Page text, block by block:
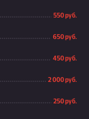
550 руб.
650 руб.
450 руб.
2 000 руб.
250 руб.